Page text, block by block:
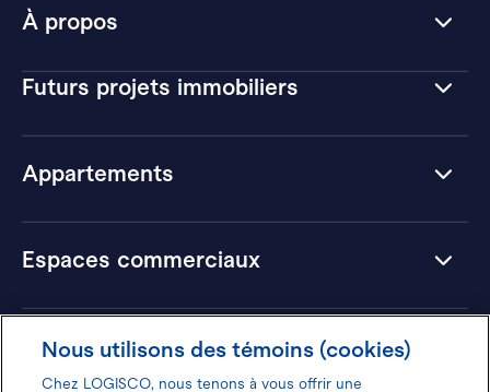
À propos
Futurs projets immobiliers
Appartements
Espaces commerciaux
Hôtels
Nous utilisons des témoins (cookies)
Chez LOGISCO, nous tenons à vous offrir une